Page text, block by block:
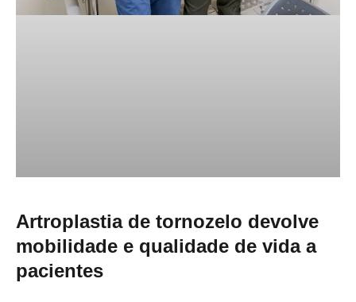
Artroplastia de tornozelo devolve
mobilidade e qualidade de vida a
pacientes